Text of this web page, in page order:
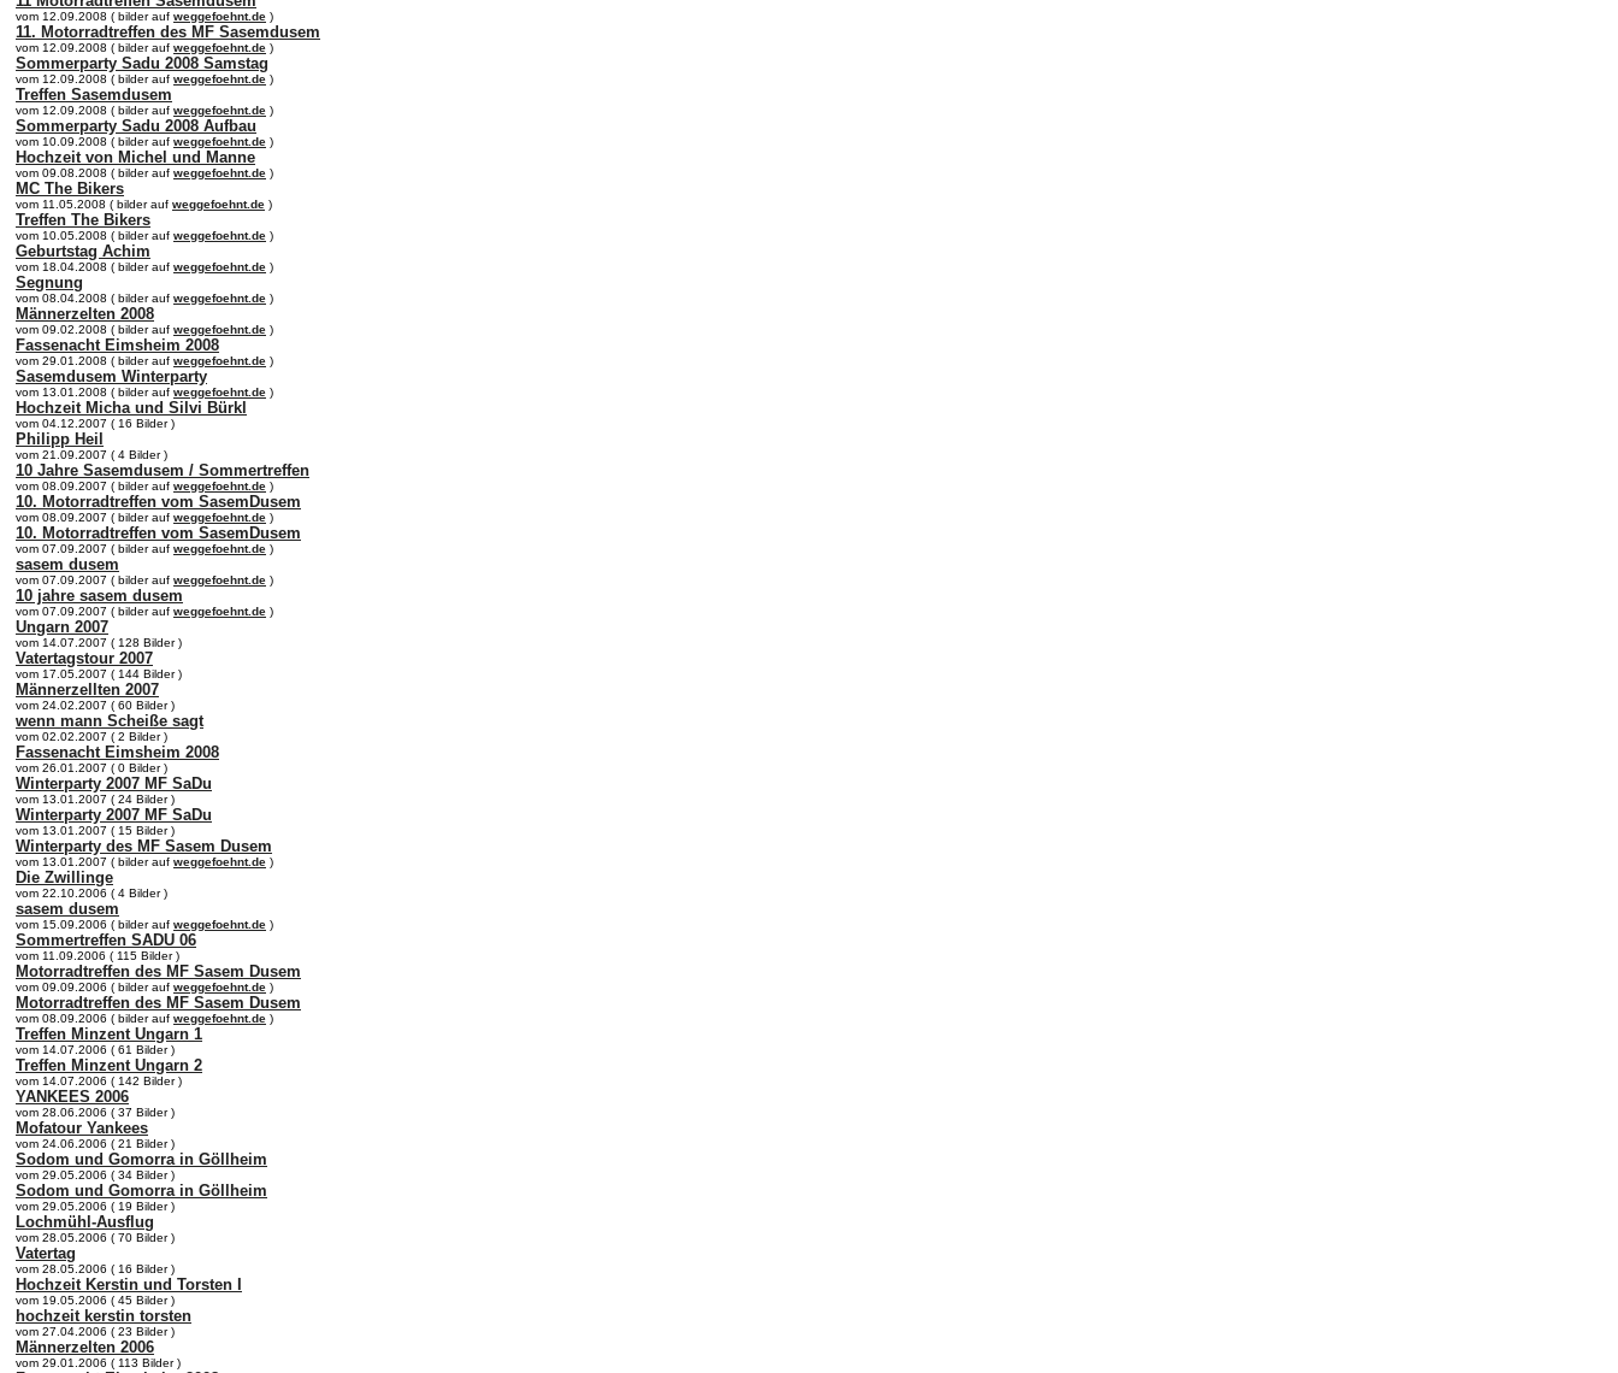
vom 12.09.2008 ( bilder auf weggefoehnt.de )
11. Motorradtreffen des MF Sasemdusem
vom 12.09.2008 ( bilder auf weggefoehnt.de )
Sommerparty Sadu 2008 Samstag
vom 12.09.2008 ( bilder auf weggefoehnt.de )
Treffen Sasemdusem
vom 12.09.2008 ( bilder auf weggefoehnt.de )
Sommerparty Sadu 2008 Aufbau
vom 10.09.2008 ( bilder auf weggefoehnt.de )
Hochzeit von Michel und Manne
vom 09.08.2008 ( bilder auf weggefoehnt.de )
MC The Bikers
vom 11.05.2008 ( bilder auf weggefoehnt.de )
Treffen The Bikers
vom 10.05.2008 ( bilder auf weggefoehnt.de )
Geburtstag Achim
vom 18.04.2008 ( bilder auf weggefoehnt.de )
Segnung
vom 08.04.2008 ( bilder auf weggefoehnt.de )
Männerzelten 2008
vom 09.02.2008 ( bilder auf weggefoehnt.de )
Fassenacht Eimsheim 2008
vom 29.01.2008 ( bilder auf weggefoehnt.de )
Sasemdusem Winterparty
vom 13.01.2008 ( bilder auf weggefoehnt.de )
Hochzeit Micha und Silvi Bürkl
vom 04.12.2007 ( 16 Bilder )
Philipp Heil
vom 21.09.2007 ( 4 Bilder )
10 Jahre Sasemdusem / Sommertreffen
vom 08.09.2007 ( bilder auf weggefoehnt.de )
10. Motorradtreffen vom SasemDusem
vom 08.09.2007 ( bilder auf weggefoehnt.de )
10. Motorradtreffen vom SasemDusem
vom 07.09.2007 ( bilder auf weggefoehnt.de )
sasem dusem
vom 07.09.2007 ( bilder auf weggefoehnt.de )
10 jahre sasem dusem
vom 07.09.2007 ( bilder auf weggefoehnt.de )
Ungarn 2007
vom 14.07.2007 ( 128 Bilder )
Vatertagstour 2007
vom 17.05.2007 ( 144 Bilder )
Männerzellten 2007
vom 24.02.2007 ( 60 Bilder )
wenn mann Scheiße sagt
vom 02.02.2007 ( 2 Bilder )
Fassenacht Eimsheim 2008
vom 26.01.2007 ( 0 Bilder )
Winterparty 2007 MF SaDu
vom 13.01.2007 ( 24 Bilder )
Winterparty 2007 MF SaDu
vom 13.01.2007 ( 15 Bilder )
Winterparty des MF Sasem Dusem
vom 13.01.2007 ( bilder auf weggefoehnt.de )
Die Zwillinge
vom 22.10.2006 ( 4 Bilder )
sasem dusem
vom 15.09.2006 ( bilder auf weggefoehnt.de )
Sommertreffen SADU 06
vom 11.09.2006 ( 115 Bilder )
Motorradtreffen des MF Sasem Dusem
vom 09.09.2006 ( bilder auf weggefoehnt.de )
Motorradtreffen des MF Sasem Dusem
vom 08.09.2006 ( bilder auf weggefoehnt.de )
Treffen Minzent Ungarn 1
vom 14.07.2006 ( 61 Bilder )
Treffen Minzent Ungarn 2
vom 14.07.2006 ( 142 Bilder )
YANKEES 2006
vom 28.06.2006 ( 37 Bilder )
Mofatour Yankees
vom 24.06.2006 ( 21 Bilder )
Sodom und Gomorra in Göllheim
vom 29.05.2006 ( 34 Bilder )
Sodom und Gomorra in Göllheim
vom 29.05.2006 ( 19 Bilder )
Lochmühl-Ausflug
vom 28.05.2006 ( 70 Bilder )
Vatertag
vom 28.05.2006 ( 16 Bilder )
Hochzeit Kerstin und Torsten I
vom 19.05.2006 ( 45 Bilder )
hochzeit kerstin torsten
vom 27.04.2006 ( 23 Bilder )
Männerzelten 2006
vom 29.01.2006 ( 113 Bilder )